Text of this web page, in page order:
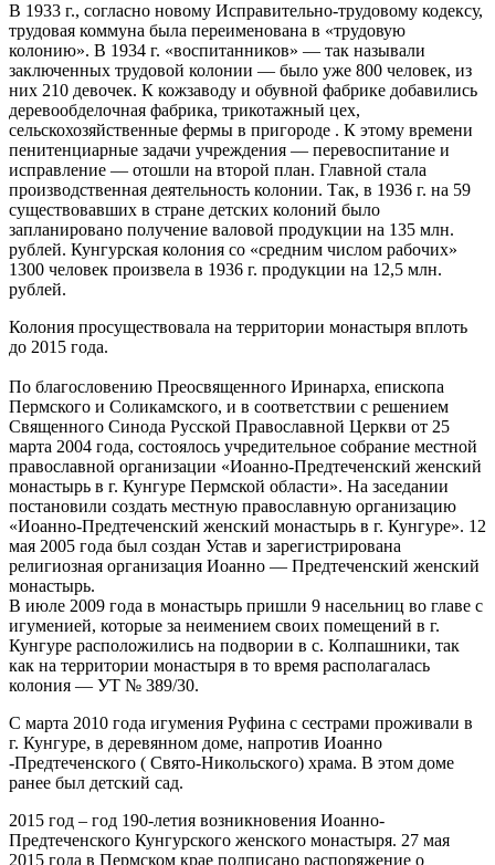
В 1933 г., согласно новому Исправительно-трудовому кодексу,
трудовая коммуна была переименована в «трудовую
колонию». В 1934 г. «воспитанников» — так называли
заключенных трудовой колонии — было уже 800 человек, из
них 210 девочек. К кожзаводу и обувной фабрике добавились
деревообделочная фабрика, трикотажный цех,
сельскохозяйственные фермы в пригороде . К этому времени
пенитенциарные задачи учреждения — перевоспитание и
исправление — отошли на второй план. Главной стала
производственная деятельность колонии. Так, в 1936 г. на 59
существовавших в стране детских колоний было
запланировано получение валовой продукции на 135 млн.
рублей. Кунгурская колония со «средним числом рабочих»
1300 человек произвела в 1936 г. продукции на 12,5 млн.
рублей.
Колония просуществовала на территории монастыря вплоть
до 2015 года.
По благословению Преосвященного Иринарха, епископа
Пермского и Соликамского, и в соответствии с решением
Священного Синода Русской Православной Церкви от 25
марта 2004 года, состоялось учредительное собрание местной
православной организации «Иоанно-Предтеченский женский
монастырь в г. Кунгуре Пермской области». На заседании
постановили создать местную православную организацию
«Иоанно-Предтеченский женский монастырь в г. Кунгуре». 12
мая 2005 года был создан Устав и зарегистрирована
религиозная организация Иоанно — Предтеченский женский
монастырь.
В июле 2009 года в монастырь пришли 9 насельниц во главе с
игуменией, которые за неимением своих помещений в г.
Кунгуре расположились на подвории в с. Колпашники, так
как на территории монастыря в то время располагалась
колония — УТ № 389/30.
С марта 2010 года игумения Руфина с сестрами проживали в
г. Кунгуре, в деревянном доме, напротив Иоанно
-Предтеченского ( Свято-Никольского) храма. В этом доме
ранее был детский сад.
2015 год – год 190-летия возникновения Иоанно-
Предтеченского Кунгурского женского монастыря. 27 мая
2015 года в Пермском крае подписано распоряжение о